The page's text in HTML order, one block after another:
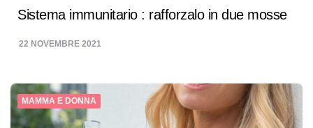
Sistema immunitario : rafforzalo in due mosse
22 NOVEMBRE 2021
MAMMA E DONNA